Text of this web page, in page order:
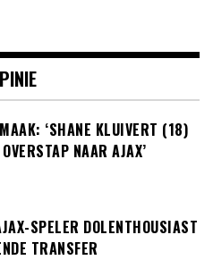
‘SHANE KLUIVERT (18)
NAAR AJAX’
SPELER DOLENTHOUSIAST
TRANSFER